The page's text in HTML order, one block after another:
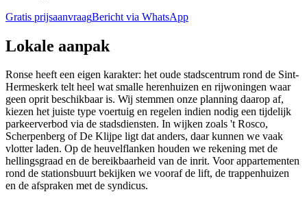
Gratis prijsaanvraagBericht via WhatsApp
Lokale aanpak
Ronse heeft een eigen karakter: het oude stadscentrum rond de Sint-
Hermeskerk telt heel wat smalle herenhuizen en rijwoningen waar
geen oprit beschikbaar is. Wij stemmen onze planning daarop af,
kiezen het juiste type voertuig en regelen indien nodig een tijdelijk
parkeerverbod via de stadsdiensten. In wijken zoals 't Rosco,
Scherpenberg of De Klijpe ligt dat anders, daar kunnen we vaak
vlotter laden. Op de heuvelflanken houden we rekening met de
hellingsgraad en de bereikbaarheid van de inrit. Voor appartementen
rond de stationsbuurt bekijken we vooraf de lift, de trappenhuizen
en de afspraken met de syndicus.